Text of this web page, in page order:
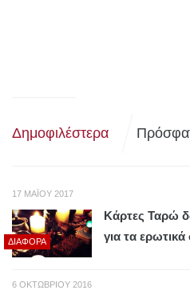
Δημοφιλέστερα
17 ΜΑΪ́ΟΥ 2017
ΔΙΆΦΟΡΑ
Κάρτες Ταρώ
για τα ερωτικά
6 ΟΚΤΩΒΡΊΟΥ 2016